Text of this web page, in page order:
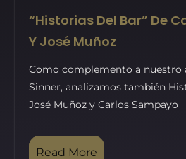
“Historias Del Bar” De
Y José Muñoz
Como complemento a nuestro
Sinner, analizamos también
José Muñoz y Carlos Sampayo
Read More